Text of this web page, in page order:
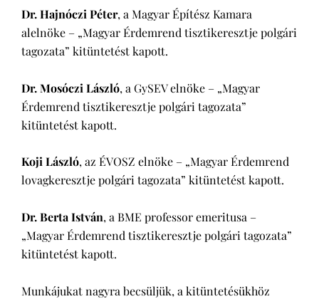
Dr. Hajnóczi Péter, a Magyar Építész Kamara
alelnöke – „Magyar Érdemrend tisztikeresztje polgári
tagozata” kitüntetést kapott.
Dr. Mosóczi László, a GySEV elnöke – „Magyar
Érdemrend tisztikeresztje polgári tagozata”
kitüntetést kapott.
Koji László, az ÉVOSZ elnöke – „Magyar Érdemrend
lovagkeresztje polgári tagozata” kitüntetést kapott.
Dr. Berta István, a BME professor emeritusa –
„Magyar Érdemrend tisztikeresztje polgári tagozata”
kitüntetést kapott.
Munkájukat nagyra becsüljük, a kitüntetésükhöz